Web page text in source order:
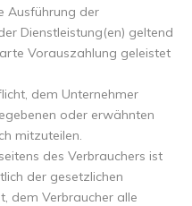
Ausführung der
Dienstleistung(en) geltend
Vorauszahlung geleistet
dem Unternehmer
oder erwähnten
mitzuteilen.
des Verbrauchers ist
der gesetzlichen
dem Verbraucher alle